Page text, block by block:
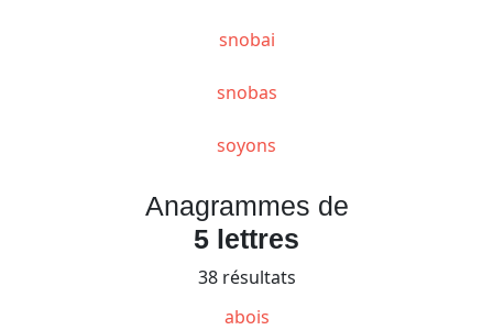
snobai
snobas
soyons
Anagrammes de
5 lettres
38 résultats
abois